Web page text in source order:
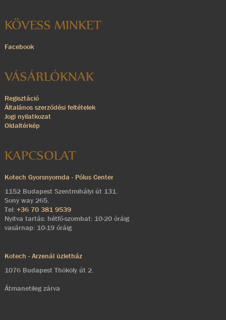
KÖVESS MINKET
Facebook
VÁSÁRLÓKNAK
Regisztáció
Általános szerződési feltételek
Jogi nyilatkozat
Oldaltérkép
KAPCSOLAT
Kotech Gyorsnyomda - Pólus Center
1152 Budapest Szentmihályi út 131.
Sony way 265.
Tel: +36 70 381 9539
Nyitva tartás: hétfő-szombat: 10-20 óráig
vasárnap: 10-19 óráig
Kotech - Arzenál üzletház
1076 Budapest Thököly út 2.
Átmanetileg zárva